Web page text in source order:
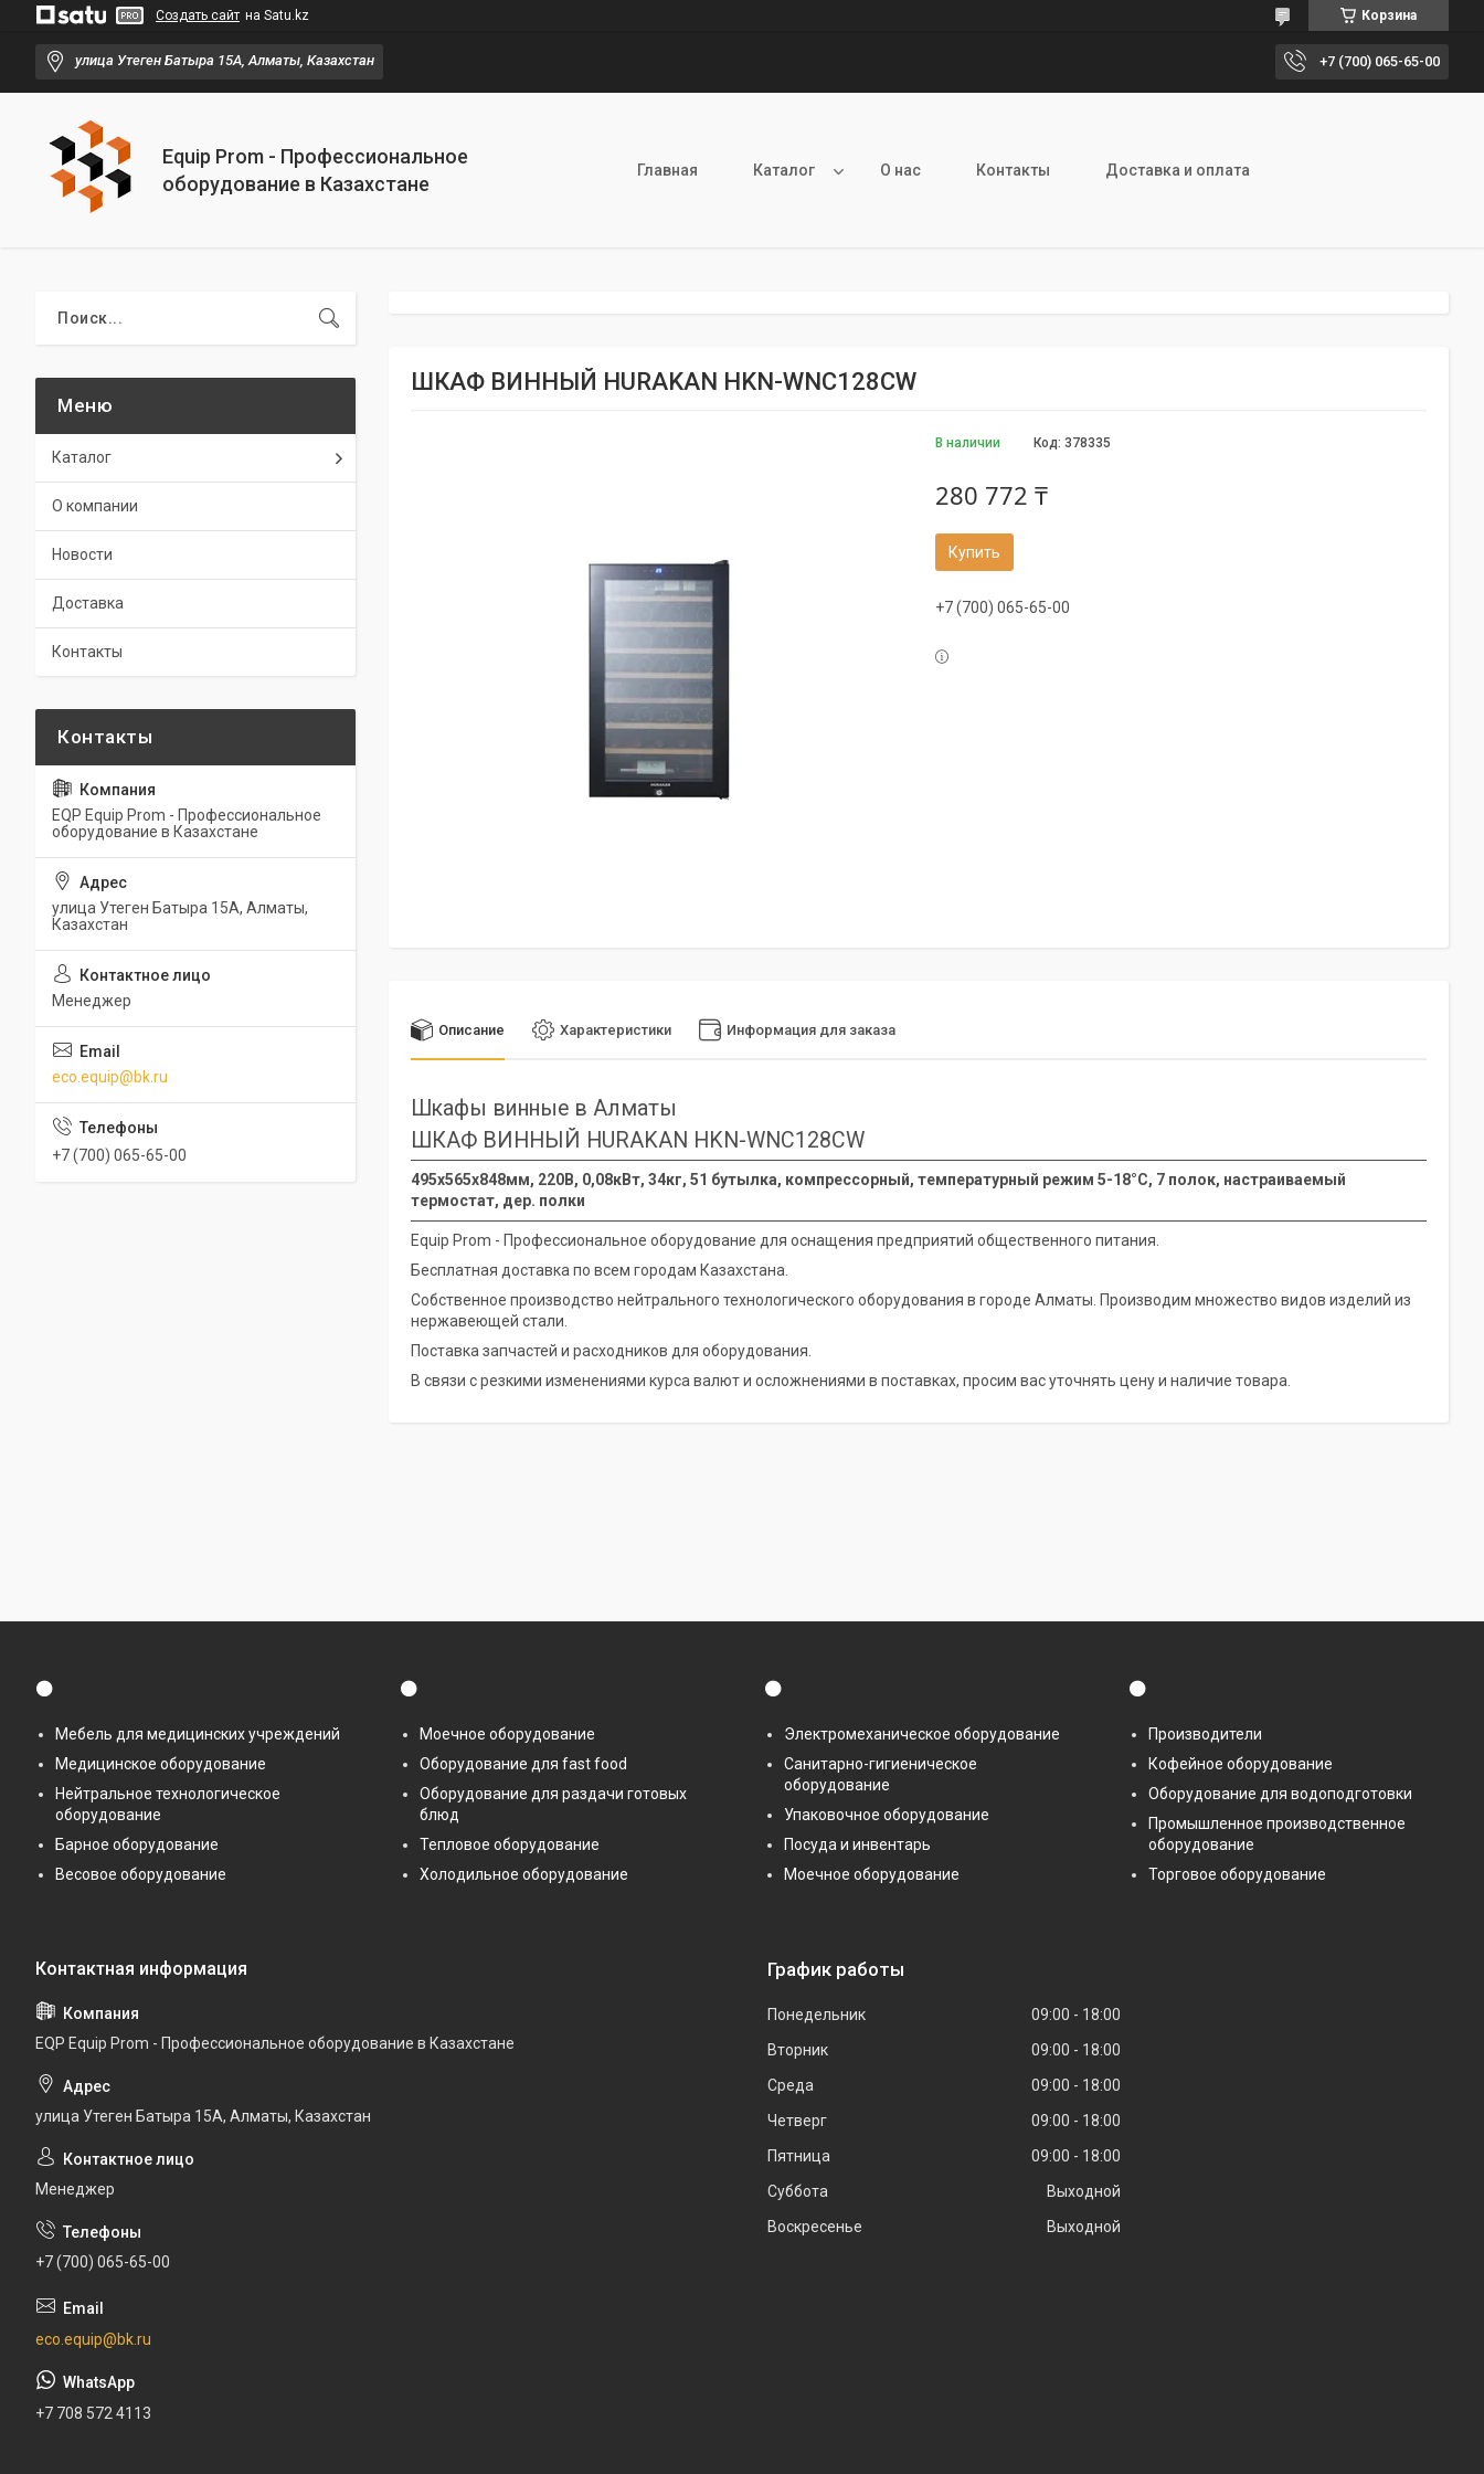
Создать сайт на Satu.kz Корзина
улица Утеген Батыра 15А, Алматы, Казахстан +7 (700) 065-65-00
Equip Prom - Профессиональное
оборудование в Казахстане
Главная Каталог О нас Контакты Доставка и оплата
ШКАФ ВИННЫЙ HURAKAN HKN-WNC128CW
В наличии Код: 378335
280 772 ₸
Купить
+7 (700) 065-65-00
Описание Характеристики Информация для заказа
Шкафы винные в Алматы
ШКАФ ВИННЫЙ HURAKAN HKN-WNC128CW
495x565x848мм, 220В, 0,08кВт, 34кг, 51 бутылка, компрессорный, температурный режим 5-18°С, 7 полок, настраиваемый
термостат, дер. полки
Equip Prom - Профессиональное оборудование для оснащения предприятий общественного питания.
Бесплатная доставка по всем городам Казахстана.
Собственное производство нейтрального технологического оборудования в городе Алматы. Производим множество видов изделий из
нержавеющей стали.
Поставка запчастей и расходников для оборудования.
В связи с резкими изменениями курса валют и осложнениями в поставках, просим вас уточнять цену и наличие товара.
Каталог
О компании
Новости
Доставка
Контакты
EQP Equip Prom - Профессиональное
оборудование в Казахстане
улица Утеген Батыра 15А, Алматы,
Казахстан
Менеджер
eco.equip@bk.ru
+7 (700) 065-65-00
⚫
Мебель для медицинских учреждений
Медицинское оборудование
Нейтральное технологическое
оборудование
Барное оборудование
Весовое оборудование
⚫
Моечное оборудование
Оборудование для fast food
Оборудование для раздачи готовых
блюд
Тепловое оборудование
Холодильное оборудование
⚫
Электромеханическое оборудование
Санитарно-гигиеническое
оборудование
Упаковочное оборудование
Посуда и инвентарь
Моечное оборудование
⚫
Производители
Кофейное оборудование
Оборудование для водоподготовки
Промышленное производственное
оборудование
Торговое оборудование
EQP Equip Prom - Профессиональное оборудование в Казахстане
улица Утеген Батыра 15А, Алматы, Казахстан
Менеджер
+7 (700) 065-65-00
eco.equip@bk.ru
+7 708 572 4113
График работы
Понедельник 09:00
18:00
Вторник
09:00
18:00
Среда
09:00
18:00
Четверг
09:00
18:00
Пятница
09:00
18:00
Суббота
Выходной
Воскресенье
Выходной